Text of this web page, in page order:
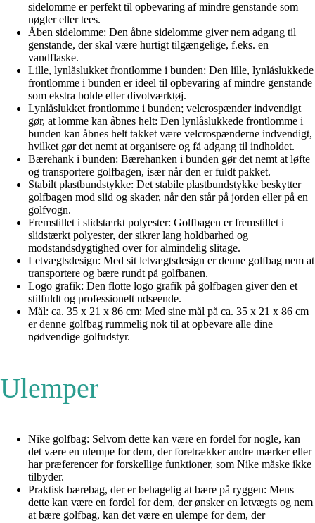
sidelomme er perfekt til opbevaring af mindre genstande som
nøgler eller tees.
Åben sidelomme: Den åbne sidelomme giver nem adgang til
genstande, der skal være hurtigt tilgængelige, f.eks. en
vandflaske.
Lille, lynlåslukket frontlomme i bunden: Den lille, lynlåslukkede
frontlomme i bunden er ideel til opbevaring af mindre genstande
som ekstra bolde eller divotværktøj.
Lynlåslukket frontlomme i bunden; velcrospænder indvendigt
gør, at lomme kan åbnes helt: Den lynlåslukkede frontlomme i
bunden kan åbnes helt takket være velcrospænderne indvendigt,
hvilket gør det nemt at organisere og få adgang til indholdet.
Bærehank i bunden: Bærehanken i bunden gør det nemt at løfte
og transportere golfbagen, især når den er fuldt pakket.
Stabilt plastbundstykke: Det stabile plastbundstykke beskytter
golfbagen mod slid og skader, når den står på jorden eller på en
golfvogn.
Fremstillet i slidstærkt polyester: Golfbagen er fremstillet i
slidstærkt polyester, der sikrer lang holdbarhed og
modstandsdygtighed over for almindelig slitage.
Letvægtsdesign: Med sit letvægtsdesign er denne golfbag nem at
transportere og bære rundt på golfbanen.
Logo grafik: Den flotte logo grafik på golfbagen giver den et
stilfuldt og professionelt udseende.
Mål: ca. 35 x 21 x 86 cm: Med sine mål på ca. 35 x 21 x 86 cm
er denne golfbag rummelig nok til at opbevare alle dine
nødvendige golfudstyr.
Ulemper
Nike golfbag: Selvom dette kan være en fordel for nogle, kan
det være en ulempe for dem, der foretrækker andre mærker eller
har præferencer for forskellige funktioner, som Nike måske ikke
tilbyder.
Praktisk bærebag, der er behagelig at bære på ryggen: Mens
dette kan være en fordel for dem, der ønsker en letvægts og nem
at bære golfbag, kan det være en ulempe for dem, der